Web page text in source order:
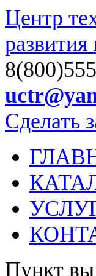
Центр
Сделать
Пункт